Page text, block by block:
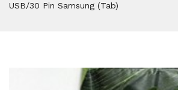
USB/30 Pin Samsung (Tab)